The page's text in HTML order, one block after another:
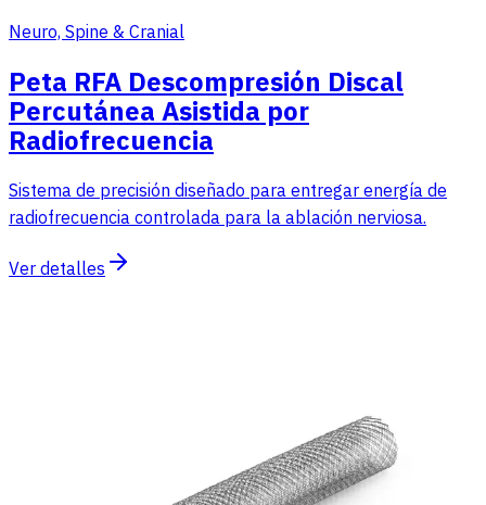
Neuro, Spine & Cranial
Peta RFA Descompresión Discal
Percutánea Asistida por
Radiofrecuencia
Sistema de precisión diseñado para entregar energía de
radiofrecuencia controlada para la ablación nerviosa.
Ver detalles